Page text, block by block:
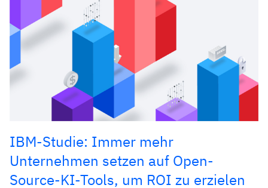
IBM-Studie: Immer mehr
Unternehmen setzen auf Open-
Source-KI-Tools, um ROI zu erzielen